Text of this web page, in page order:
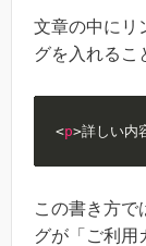
文章の中にリ
グを入れるこ
<p>詳しい内
この書き方で
グが「ご利用